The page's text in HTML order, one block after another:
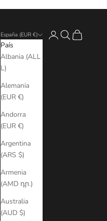
España (EUR €)
País
Albania (ALL
L)
Alemania
(EUR €)
Andorra
(EUR €)
Argentina
(ARS $)
Armenia
(AMD դր.)
Australia
(AUD $)
Iniciar sesión
Buscar
Cesta